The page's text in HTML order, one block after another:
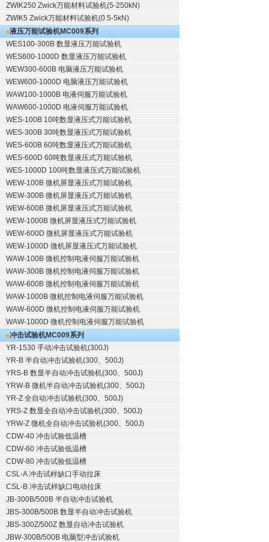
ZWIK250 Zwick万能材料试验机(5-250kN)
ZWIK5 Zwick万能材料试验机(0.5-5kN)
液压万能试验机MC009系列
WES100-300B 数显液压万能试验机
WES600-1000D 数显液压万能试验机
WEW300-600B 电脑液压万能试验机
WEW600-1000D 电脑液压万能试验机
WAW100-1000B 电液伺服万能试验机
WAW600-1000D 电液伺服万能试验机
WES-100B 10吨数显液压式万能试验机
WES-300B 30吨数显液压式万能试验机
WES-600B 60吨数显液压式万能试验机
WES-600D 60吨数显液压式万能试验机
WES-1000D 100吨数显液压式万能试验机
WEW-100B 微机屏显液压式万能试验机
WEW-300B 微机屏显液压式万能试验机
WEW-600B 微机屏显液压式万能试验机
WEW-1000B 微机屏显液压式万能试验机
WEW-600D 微机屏显液压式万能试验机
WEW-1000D 微机屏显液压式万能试验机
WAW-100B 微机控制电液伺服万能试验机
WAW-300B 微机控制电液伺服万能试验机
WAW-600B 微机控制电液伺服万能试验机
WAW-1000B 微机控制电液伺服万能试验机
WAW-600D 微机控制电液伺服万能试验机
WAW-1000D 微机控制电液伺服万能试验机
冲击试验机MC009系列
YR-1530 手动冲击试验机(300J)
YR-B 半自动冲击试验机(300、500J)
YRS-B 数显半自动冲击试验机(300、500J)
YRW-B 微机半自动冲击试验机(300、500J)
YR-Z 全自动冲击试验机(300、500J)
YRS-Z 数显全自动冲击试验机(300、500J)
YRW-Z 微机全自动冲击试验机(300、500J)
CDW-40 冲击试验低温槽
CDW-60 冲击试验低温槽
CDW-80 冲击试验低温槽
CSL-A 冲击试样缺口手动拉床
CSL-B 冲击试样缺口电动拉床
JB-300B/500B 半自动冲击试验机
JBS-300B/500B 数显半自动冲击试验机
JBS-300Z/500Z 数显自动冲击试验机
JBW-300B/500B 电脑型冲击试验机